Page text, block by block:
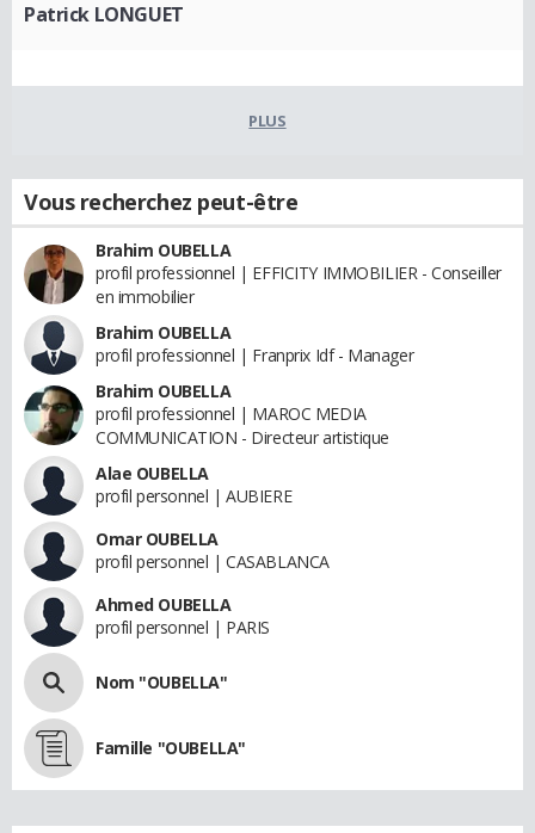
Patrick LONGUET
PLUS
Vous recherchez peut-être
Brahim OUBELLA
profil professionnel | EFFICITY IMMOBILIER - Conseiller
en immobilier
Brahim OUBELLA
profil professionnel | Franprix Idf - Manager
Brahim OUBELLA
profil professionnel | MAROC MEDIA
COMMUNICATION - Directeur artistique
Alae OUBELLA
profil personnel | AUBIERE
Omar OUBELLA
profil personnel | CASABLANCA
Ahmed OUBELLA
profil personnel | PARIS
Nom "OUBELLA"
Famille "OUBELLA"